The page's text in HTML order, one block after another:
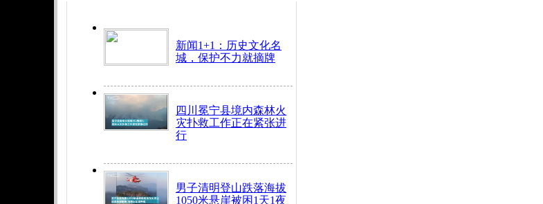
新闻1+1：历史文化名
城，保护不力就摘牌
四川冕宁县境内森林火
灾扑救工作正在紧张进
行
男子清明登山跌落海拔
1050米悬崖被困1天1夜